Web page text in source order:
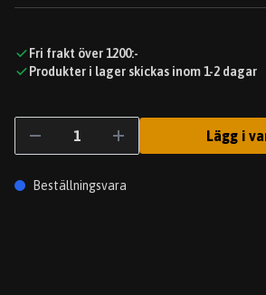
Fri frakt över 1200:-
Produkter i lager skickas inom 1-2 dagar
Lägg i
Beställningsvara